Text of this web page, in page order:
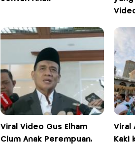
Viral Video Gus Elham
Cium Anak Perempuan,
Viral
Kaki